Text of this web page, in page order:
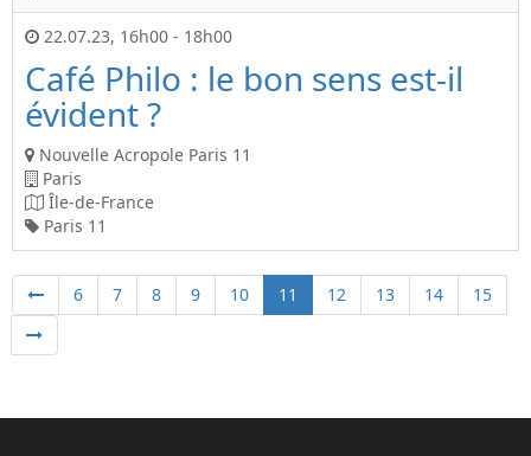
22.07.23, 16h00 - 18h00
Café Philo : le bon sens est-il
évident ?
Nouvelle Acropole Paris 11
Paris
Île-de-France
Paris 11
6 7 8 9 10 11 12 13 14 15